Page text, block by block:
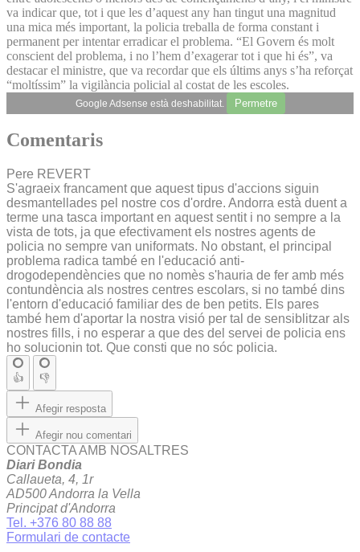
va indicar que, tot i que les d’aquest any han tingut una magnitud
una mica més important, la policia treballa de forma constant i
permanent per intentar erradicar el problema. “El Govern és molt
conscient del problema, i no l’hem d’exagerar tot i que hi és”, va
destacar el ministre, que va recordar que els últims anys s’ha reforçat
“moltíssim” la vigilància policial al costat de les escoles.
Google Adsense està deshabilitat. Permetre
Comentaris
Pere REVERT
S'agraeix francament que aquest tipus d'accions siguin
desmantellades pel nostre cos d'ordre. Andorra està duent a
terme una tasca important en aquest sentit i no sempre a la
vista de tots, ja que efectivament els nostres agents de
policia no sempre van uniformats. No obstant, el principal
problema radica també en l'educació anti-
drogodependències que no nomès s'hauria de fer amb més
contundència als nostres centres escolars, si no també dins
l'entorn d'educació familiar des de ben petits. Els pares
també hem d'aportar la nostra visió per tal de sensiblitzar als
nostres fills, i no esperar a que des del servei de policia ens
ho solucionin tot. Que consti que no sóc policia.
👍 👎
Afegir resposta
Afegir nou comentari
CONTACTA AMB NOSALTRES
Diari Bondia
Callaueta, 4, 1r
AD500 Andorra la Vella
Principat d'Andorra
Tel. +376 80 88 88
Formulari de contacte